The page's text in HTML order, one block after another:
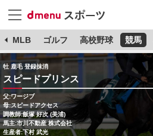
MLB ゴルフ 高校野球 競馬
牡 鹿毛 登録抹消
スピードプリンス
父:ワージブ
母:スピードアクセス
調教師:飯塚 好次 (美浦)
馬主:市川不動産 株式会社
生産者:下村 武光